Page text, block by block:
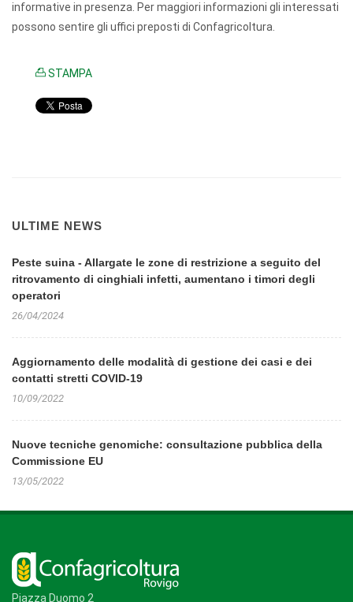
informative in presenza. Per maggiori informazioni gli interessati
possono sentire gli uffici preposti di Confagricoltura.
STAMPA
ULTIME NEWS
Peste suina - Allargate le zone di restrizione a seguito del
ritrovamento di cinghiali infetti, aumentano i timori degli
operatori
26/04/2024
Aggiornamento delle modalità di gestione dei casi e dei
contatti stretti COVID-19
10/09/2022
Nuove tecniche genomiche: consultazione pubblica della
Commissione EU
13/05/2022
Piazza Duomo 2